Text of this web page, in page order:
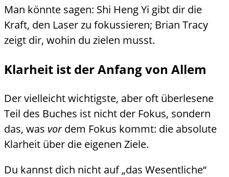
Man könnte sagen: Shi Heng Yi gibt dir die
Kraft, den Laser zu fokussieren; Brian Tracy
zeigt dir, wohin du zielen musst.
Klarheit ist der Anfang von Allem
Der vielleicht wichtigste, aber oft überlesene
Teil des Buches ist nicht der Fokus, sondern
das, was vordem Fokus kommt: die absolute
Klarheit über die eigenen Ziele.
Du kannst dich nicht auf „das Wesentliche“